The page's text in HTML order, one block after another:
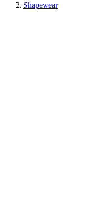
Shapewear